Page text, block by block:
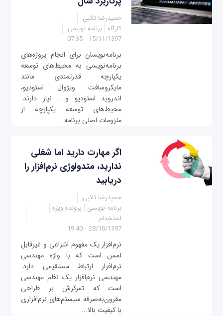
حمیدرضا تائبی
کارگاه برنامه نویسی
15/11/1397 - 07:35
برنامه‌نویسان برای انجام پروژه‌های
برنامه‌نویسی به محیط‌های توسعه
یکپارچه قدرتمندی مانند
مایکروسافت ویژوال استودیو،
اندروید استودیو و.... نیاز دارند.
محیط‌‌های توسعه یکپارچه از
ملزومات اصلی برنامه‌...
اگر مهارت دارید اما شغلی
ندارید، متدولوژی نرم‌افزار را
دریابید
حمیدرضا تائبی
برنامه نویسی پرونده ویژه
استخدام
28/10/1397 - 19:40
نرم‌افزار یک مفهوم انتزاعی و غیرقابل
لمس است که با واژه مهندسی
نرم‌افزار ارتباط مستقیمی دارد.
مهندسی نرم‌افزار یک نظم مهندسی
است که تمرکزش بر طراحی
مقرون‌به‌صرفه سیستم‌های نرم‌افزاری
با کیفیت بالا...